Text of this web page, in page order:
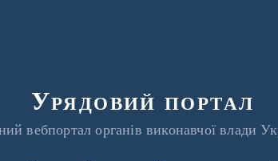
Урядовий портал
вебпортал органів виконавчої влади